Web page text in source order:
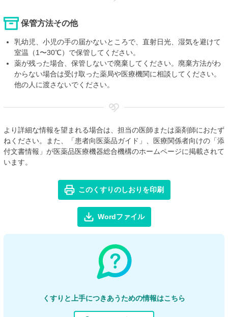
保管方法その他
乳幼児、小児の手の届かないところで、直射日光、湿気を避けて
室温（1〜30℃）で保管してください。
薬が残った場合、保管しないで廃棄してください。廃棄方法がわ
からない場合は受け取った薬局や医療機関に相談してください。
他の人に渡さないでください。
より詳細な情報を望まれる場合は、担当の医師または薬剤師におたず
ねください。また、「患者向医薬品ガイド」、医療関係者向けの「添
付文書情報」が医薬品医療機器総合機構のホームページに掲載されて
います。
このくすりのしおりを印刷
Wordファイル
くすりと上手につきあうための情報はこちら